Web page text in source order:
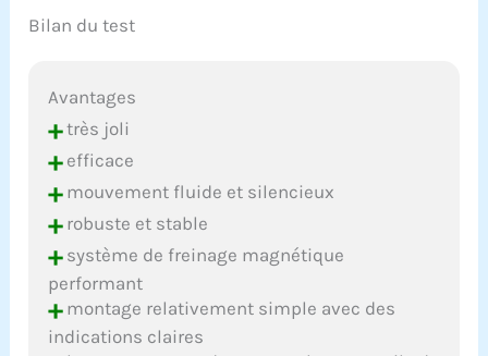
Bilan du test
Avantages
+très joli
+efficace
+mouvement fluide et silencieux
+robuste et stable
+système de freinage magnétique
performant
+montage relativement simple avec des
indications claires